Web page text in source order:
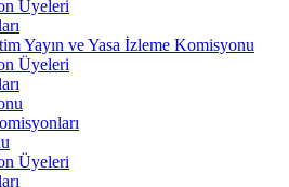
Üyeleri
Yayın ve Yasa İzleme Komisyonu
Üyeleri
Üyeleri